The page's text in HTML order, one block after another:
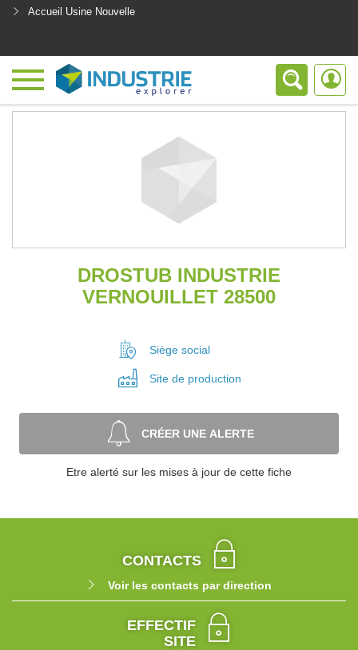
Accueil Usine Nouvelle
DROSTUB INDUSTRIE
VERNOUILLET 28500
Siège social
Site de production
CRÉER UNE ALERTE
Etre alerté sur les mises à jour de cette fiche
CONTACTS
Voir les contacts par direction
EFFECTIF
SITE